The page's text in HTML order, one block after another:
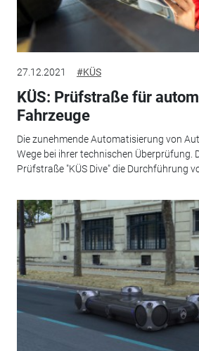
27.12.2021 #KÜS
KÜS: Prüfstraße für
Fahrzeuge
Die zunehmende Automatisierung von
Wege bei ihrer technischen Überprüfung.
Prüfstraße "KÜS Dive" die Durchführung